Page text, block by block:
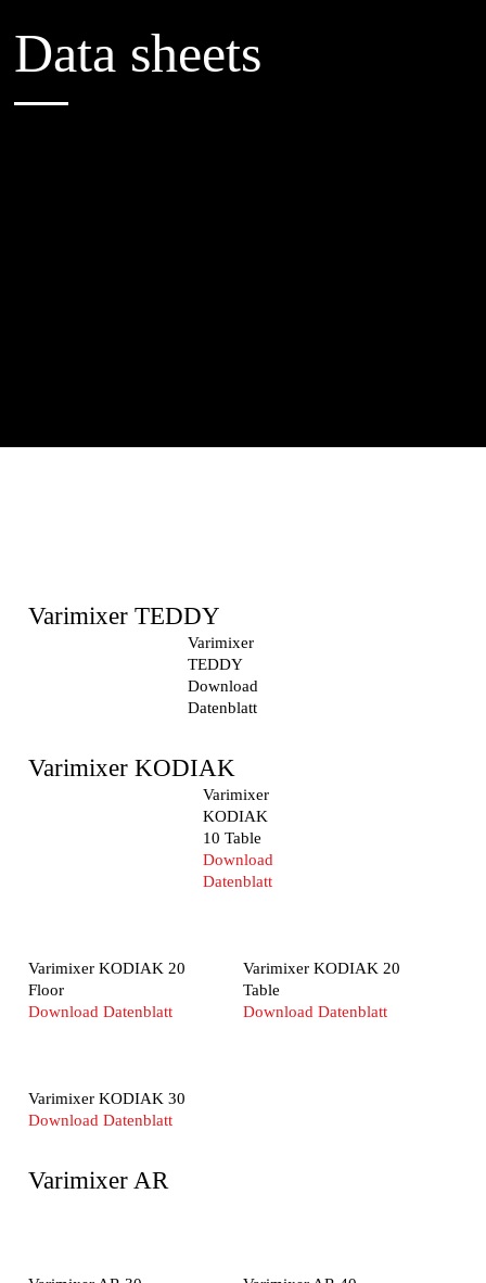
Data sheets
Varimixer TEDDY
Varimixer
TEDDY
Download
Datenblatt
Varimixer KODIAK
Varimixer
KODIAK
10 Table
Download
Datenblatt
Varimixer KODIAK 20
Floor
Download Datenblatt
Varimixer KODIAK 20
Table
Download Datenblatt
Varimixer KODIAK 30
Download Datenblatt
Varimixer AR